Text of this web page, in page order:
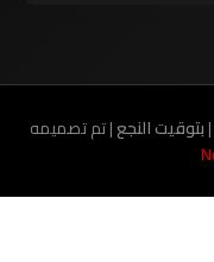
بتوقيت النجع| تم تصميمه